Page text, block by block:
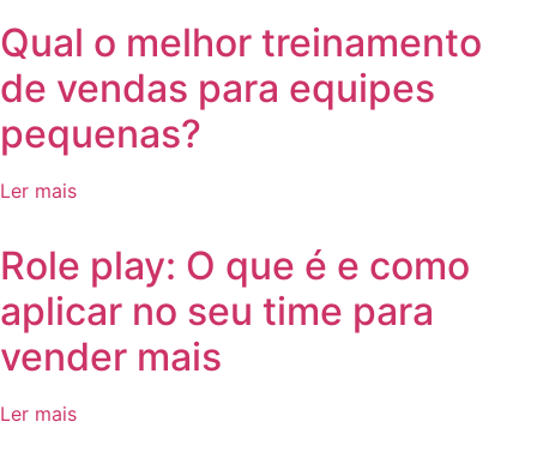
Qual o melhor treinamento
de vendas para equipes
pequenas?
Ler mais
Role play: O que é e como
aplicar no seu time para
vender mais
Ler mais